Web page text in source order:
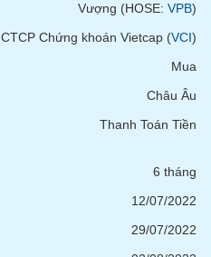
Vượng (HOSE: VPB)
CTCP Chứng khoán Vietcap (VCI)
Mua
Châu Âu
Thanh Toán Tiền
6 tháng
12/07/2022
29/07/2022